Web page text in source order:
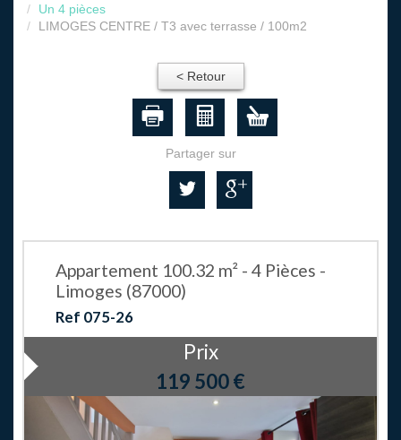
Un 4 pièces
LIMOGES CENTRE / T3 avec terrasse / 100m2
< Retour
Partager sur
Appartement 100.32 m² - 4 Pièces -
Limoges (87000)
Ref 075-26
Prix
119 500€